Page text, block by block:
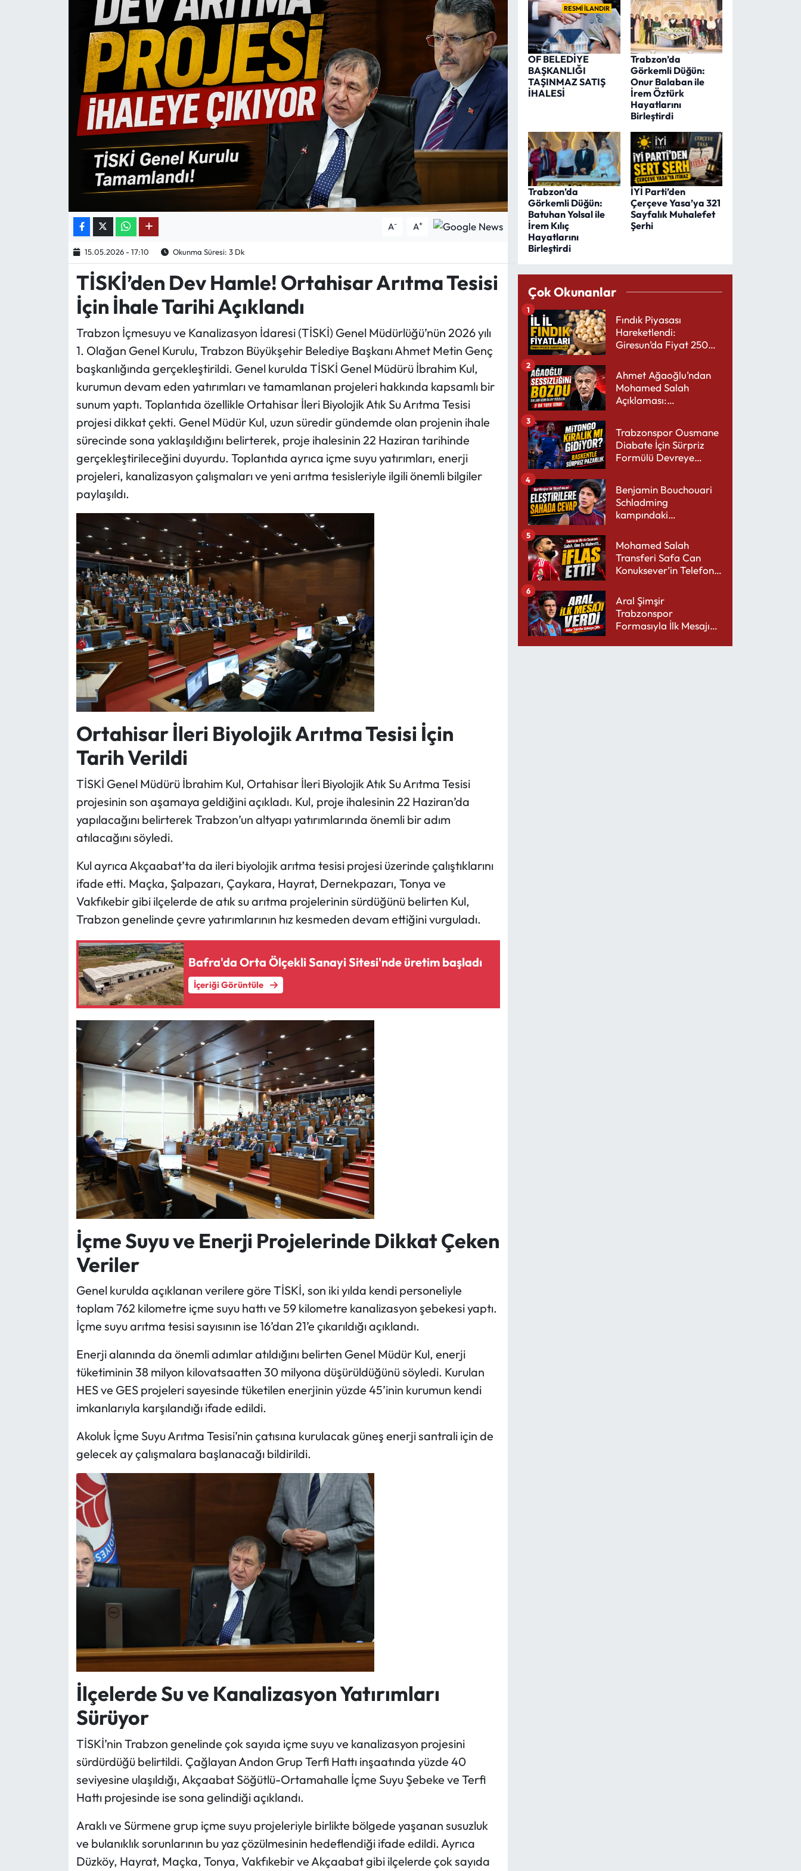
A- A+
15.05.2026 - 17:10 Okunma Süresi: 3 Dk
TİSKİ’den Dev Hamle! Ortahisar Arıtma Tesisi
İçin İhale Tarihi Açıklandı
Trabzon İçmesuyu ve Kanalizasyon İdaresi (TİSKİ) Genel Müdürlüğü’nün 2026 yılı
1. Olağan Genel Kurulu, Trabzon Büyükşehir Belediye Başkanı Ahmet Metin Genç
başkanlığında gerçekleştirildi. Genel kurulda TİSKİ Genel Müdürü İbrahim Kul,
kurumun devam eden yatırımları ve tamamlanan projeleri hakkında kapsamlı bir
sunum yaptı. Toplantıda özellikle Ortahisar İleri Biyolojik Atık Su Arıtma Tesisi
projesi dikkat çekti. Genel Müdür Kul, uzun süredir gündemde olan projenin ihale
sürecinde sona yaklaşıldığını belirterek, proje ihalesinin 22 Haziran tarihinde
gerçekleştirileceğini duyurdu. Toplantıda ayrıca içme suyu yatırımları, enerji
projeleri, kanalizasyon çalışmaları ve yeni arıtma tesisleriyle ilgili önemli bilgiler
paylaşıldı.
Ortahisar İleri Biyolojik Arıtma Tesisi İçin
Tarih Verildi
TİSKİ Genel Müdürü İbrahim Kul, Ortahisar İleri Biyolojik Atık Su Arıtma Tesisi
projesinin son aşamaya geldiğini açıkladı. Kul, proje ihalesinin 22 Haziran’da
yapılacağını belirterek Trabzon’un altyapı yatırımlarında önemli bir adım
atılacağını söyledi.
Kul ayrıca Akçaabat’ta da ileri biyolojik arıtma tesisi projesi üzerinde çalıştıklarını
ifade etti. Maçka, Şalpazarı, Çaykara, Hayrat, Dernekpazarı, Tonya ve
Vakfıkebir gibi ilçelerde de atık su arıtma projelerinin sürdüğünü belirten Kul,
Trabzon genelinde çevre yatırımlarının hız kesmeden devam ettiğini vurguladı.
Bafra'da Orta Ölçekli Sanayi Sitesi'nde üretim başladı
İçeriği Görüntüle
İçme Suyu ve Enerji Projelerinde Dikkat Çeken
Veriler
Genel kurulda açıklanan verilere göre TİSKİ, son iki yılda kendi personeliyle
toplam 762 kilometre içme suyu hattı ve 59 kilometre kanalizasyon şebekesi yaptı.
İçme suyu arıtma tesisi sayısının ise 16’dan 21’e çıkarıldığı açıklandı.
Enerji alanında da önemli adımlar atıldığını belirten Genel Müdür Kul, enerji
tüketiminin 38 milyon kilovatsaatten 30 milyona düşürüldüğünü söyledi. Kurulan
HES ve GES projeleri sayesinde tüketilen enerjinin yüzde 45’inin kurumun kendi
imkanlarıyla karşılandığı ifade edildi.
Akoluk İçme Suyu Arıtma Tesisi’nin çatısına kurulacak güneş enerji santrali için de
gelecek ay çalışmalara başlanacağı bildirildi.
İlçelerde Su ve Kanalizasyon Yatırımları
Sürüyor
TİSKİ’nin Trabzon genelinde çok sayıda içme suyu ve kanalizasyon projesini
sürdürdüğü belirtildi. Çağlayan Andon Grup Terfi Hattı inşaatında yüzde 40
seviyesine ulaşıldığı, Akçaabat Söğütlü-Ortamahalle İçme Suyu Şebeke ve Terfi
Hattı projesinde ise sona gelindiği açıklandı.
Araklı ve Sürmene grup içme suyu projeleriyle birlikte bölgede yaşanan susuzluk
ve bulanıklık sorunlarının bu yaz çözülmesinin hedeflendiği ifade edildi. Ayrıca
Düzköy, Hayrat, Maçka, Tonya, Vakfıkebir ve Akçaabat gibi ilçelerde çok sayıda
RESMİ İLANDIR
OF BELEDİYE
BAŞKANLIĞI
TAŞINMAZ SATIŞ
İHALESİ
Trabzon’da
Görkemli Düğün:
Onur Balaban ile
İrem Öztürk
Hayatlarını
Birleştirdi
Trabzon’da
Görkemli Düğün:
Batuhan Yolsal ile
İrem Kılıç
Hayatlarını
Birleştirdi
İYİ Parti’den
Çerçeve Yasa’ya 321
Sayfalık Muhalefet
Şerhi
Çok Okunanlar
Fındık Piyasası
Hareketlendi:
Giresun’da Fiyat 250
1
Ahmet Ağaoğlu’ndan
Mohamed Salah
Açıklaması:
Yakışır
2
Trabzonspor Ousmane
Diabate İçin Sürpriz
Formülü Devreye
3
Benjamin Bouchouari
Schladming
kampındaki
4
Mohamed Salah
Transferi Safa Can
Konuksever’in Telefon
5
Aral Şimşir
Trabzonspor
Formasıyla İlk Mesajını
6
Mektup Galeri
Köşe Yazıları
Spor Yazıları
Mektup Galeri